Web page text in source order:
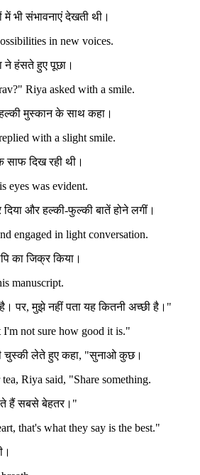
भी संभावनाएं देखती थी।
in new voices.
ने हंसते हुए पूछा।
Riya asked with a smile.
मुस्कान के साथ कहा।
with a slight smile.
दिख रही थी।
eyes was evident.
दिया और हल्की-फुल्की बातें होने लगीं।
engaged in light conversation.
का जिक्र किया।
manuscript.
पर, मुझे नहीं पता यह कितनी अच्छी है।"
I'm not sure how good it is."
चुस्की लेते हुए कहा, "सुनाओ कुछ।
Riya said, "Share something.
हैं सबसे बेहतर।"
that's what they say is the best."